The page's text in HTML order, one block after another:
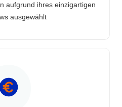
aufgrund ihres einzigartigen
ausgewählt